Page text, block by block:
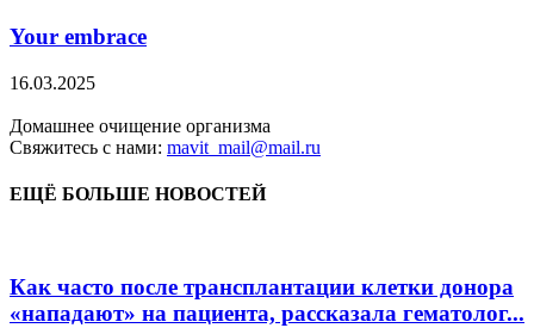
Your embrace
16.03.2025
Домашнее очищение организма
Свяжитесь с нами: mavit_mail@mail.ru
ЕЩЁ БОЛЬШЕ НОВОСТЕЙ
Как часто после трансплантации клетки донора
«нападают» на пациента, рассказала гематолог...